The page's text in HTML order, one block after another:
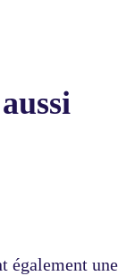
également une